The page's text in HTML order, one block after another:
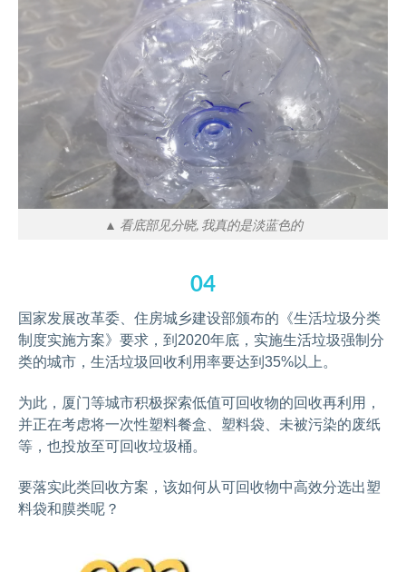
▲ 看底部见分晓, 我真的是淡蓝色的
04
国家发展改革委、住房城乡建设部颁布的《生活垃圾分类
制度实施方案》要求，到2020年底，实施生活垃圾强制分
类的城市，生活垃圾回收利用率要达到35%以上。
为此，厦门等城市积极探索低值可回收物的回收再利用，
并正在考虑将一次性塑料餐盒、塑料袋、未被污染的废纸
等，也投放至可回收垃圾桶。
要落实此类回收方案，该如何从可回收物中高效分选出塑
料袋和膜类呢？